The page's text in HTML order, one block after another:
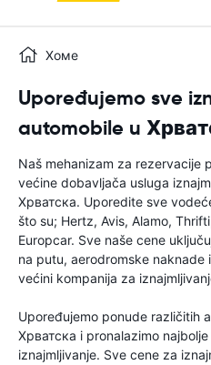
Хоме
Upoređujemo sve
automobile u
Naš mehanizam za rezervacije
većine dobavljača usluga
Хрватска. Uporedite sve
što su; Hertz, Avis, Alamo,
Europcar. Sve naše cene
na putu, aerodromske naknade
većini kompanija za
Upoređujemo ponude različitih
Хрватска i pronalazimo
iznajmljivanje. Sve cene za